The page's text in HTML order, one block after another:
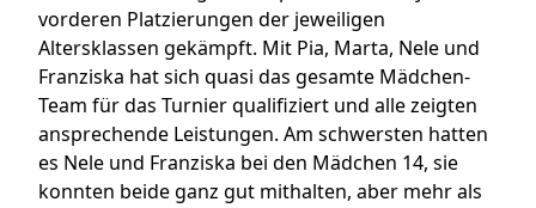
vorderen Platzierungen der jeweiligen
Altersklassen gekämpft. Mit Pia, Marta, Nele und
Franziska hat sich quasi das gesamte Mädchen-
Team für das Turnier qualifiziert und alle zeigten
ansprechende Leistungen. Am schwersten hatten
es Nele und Franziska bei den Mädchen 14, sie
konnten beide ganz gut mithalten, aber mehr als